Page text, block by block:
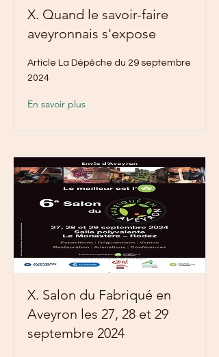
X. Quand le savoir-faire
aveyronnais s'expose
Article La Dépêche du 29 septembre
2024
En savoir plus
X. Salon du Fabriqué en
Aveyron les 27, 28 et 29
septembre 2024